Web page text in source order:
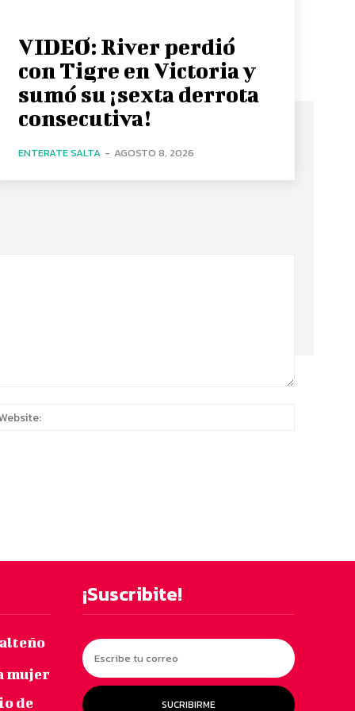
VIDEO: River perdió
con Tigre en Victoria y
sumó su ¡sexta derrota
consecutiva!
ENTERATE SALTA - AGOSTO 8, 2026
mujer
de
¡Suscribite!
SUCRIBIRME